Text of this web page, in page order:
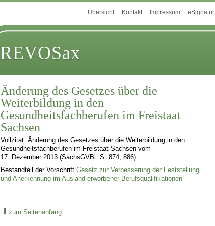
Übersicht Kontakt Impressum eSignatur
REVOSax
Änderung des Gesetzes über die
Weiterbildung in den
Gesundheitsfachberufen im Freistaat
Sachsen
Vollzitat: Änderung des Gesetzes über die Weiterbildung in den
Gesundheitsfachberufen im Freistaat Sachsen vom
17. Dezember 2013 (SächsGVBl. S. 874, 886)
Bestandteil der VorschriftGesetz zur Verbesserung der Feststellung
und Anerkennung im Ausland erworbener Berufsqualifikationen
zum Seitenanfang